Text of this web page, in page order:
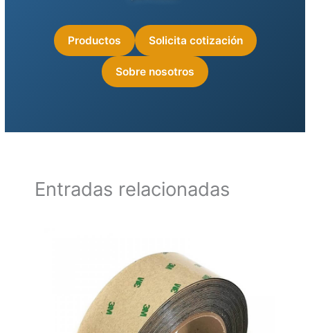
Productos Solicita cotización
Sobre nosotros
Entradas relacionadas